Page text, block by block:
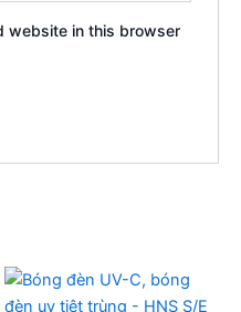
website in this browser